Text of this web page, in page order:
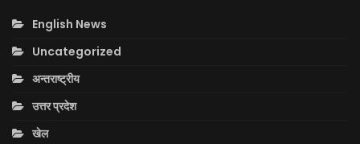
English News
Uncategorized
अन्तराष्ट्रीय
उत्तर प्रदेश
खेल